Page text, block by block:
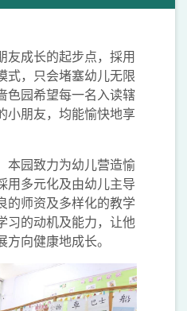
友成长的起步点，採用
式，只会堵塞幼儿无限
色园希望每一名入读辖
小朋友，均能愉快地享
本园致力为幼儿营造愉
用多元化及由幼儿主导
的师资及多样化的教学
习的动机及能力，让他
向健康地成长。